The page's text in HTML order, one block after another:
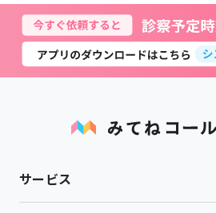
サービス